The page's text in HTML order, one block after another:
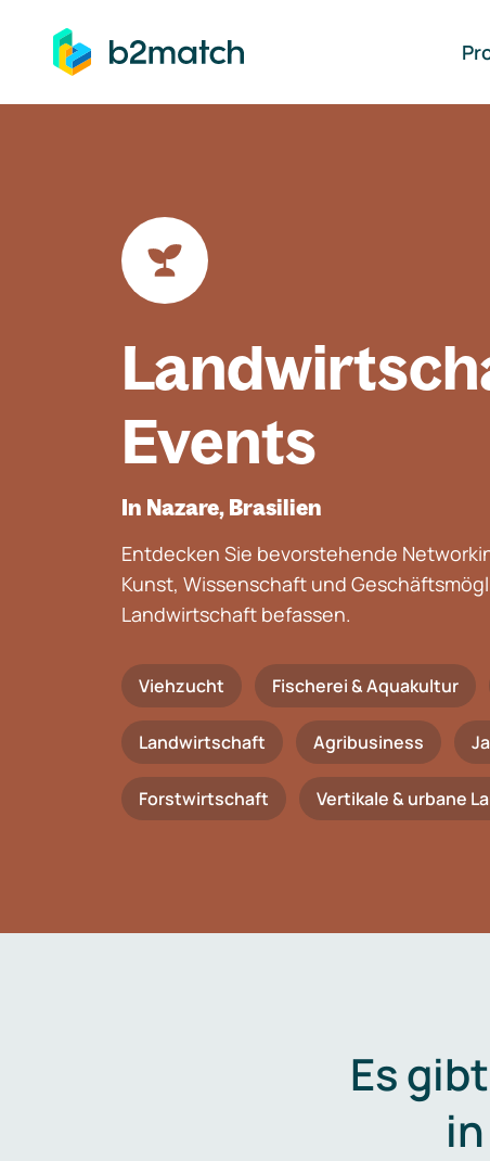
springen
Events
In Nazare, Brasilien
Entdecken Sie bevorstehende
Kunst, Wissenschaft und
Landwirtschaft befassen.
Viehzucht Fischerei & Aquakultur
Landwirtschaft Agribusiness
Forstwirtschaft Vertikale & urbane
Es